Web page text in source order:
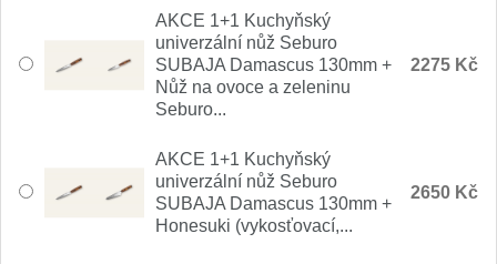
Nože Tojiro Shippu
Nože Tojiro Zen 1
Nože Samura MO-V 4
AKCE 1+1 Kuchyňský
univerzální nůž Seburo
SUBAJA Damascus 130mm +
Nůž na ovoce a zeleninu
Seburo...
2275 Kč
AKCE 1+1 Kuchyňský
univerzální nůž Seburo
SUBAJA Damascus 130mm +
Honesuki (vykosťovací,...
2650 Kč